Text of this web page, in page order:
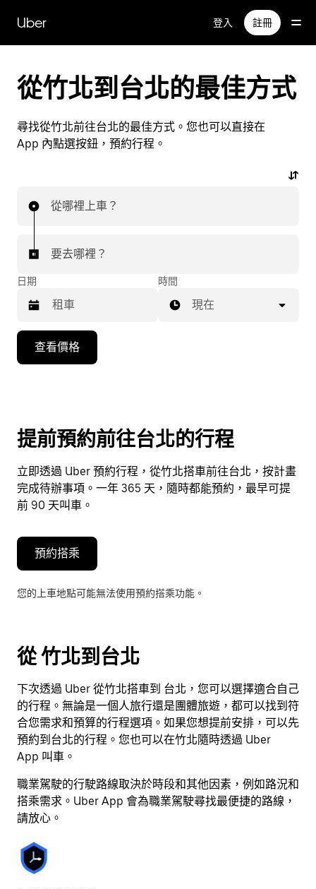
Uber 登入 註冊
從竹北到台北的最佳方式
尋找從竹北前往台北的最佳方式。您也可以直接在
App 內點選按鈕，預約行程。
從哪裡上車？
要去哪裡？
日期
向
鍵
即
使
用
行
並
擇
按
離
開
按
鈕
即
可
關
閉
行
事
時間
現在
查看價格
提前預約前往台北的行程
立即透過 Uber 預約行程，從竹北搭車前往台北，按計畫
完成待辦事項。一年 365 天，隨時都能預約，最早可提
前 90 天叫車。
預約搭乘
您的上車地點可能無法使用預約搭乘功能。
從 竹北到台北
下次透過 Uber 從竹北搭車到 台北，您可以選擇適合自己
的行程。無論是一個人旅行還是團體旅遊，都可以找到符
合您需求和預算的行程選項。如果您想提前安排，可以先
預約到台北的行程。您也可以在竹北隨時透過 Uber
App 叫車。
職業駕駛的行駛路線取決於時段和其他因素，例如路況和
搭乘需求。Uber App 會為職業駕駛尋找最便捷的路線，
請放心。